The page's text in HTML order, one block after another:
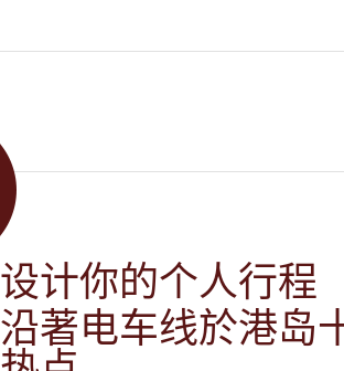
设计你的个人行程
沿著电车线於港岛